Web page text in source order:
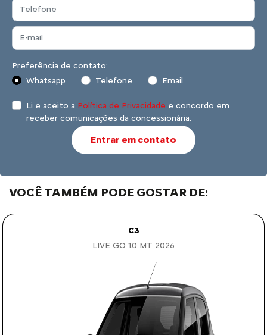
Preferência de contato:
Whatsapp
Telefone Email
Li e aceito a Política de Privacidade e concordo em
receber comunicações da concessionária.
Entrar em contato
VOCÊ TAMBÉM PODE GOSTAR DE:
C3
LIVE GO 1.0 MT 2026